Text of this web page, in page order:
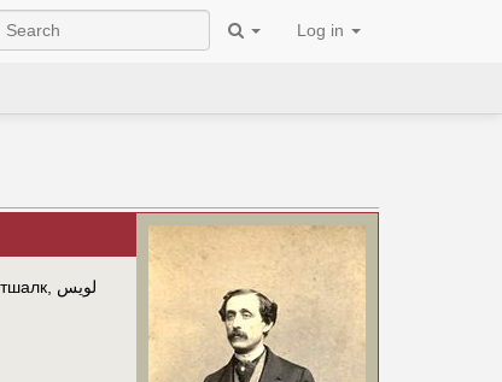
Log in
, لويس